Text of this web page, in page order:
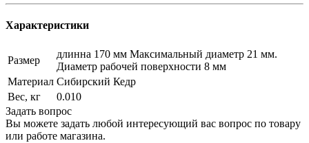
Характеристики
Размер
длинна 170 мм Максимальный диаметр 21 мм.
Диаметр рабочей поверхности 8 мм
Материал Сибирский Кедр
Вес, кг
0.010
Задать вопрос
Вы можете задать любой интересующий вас вопрос по товару
или работе магазина.